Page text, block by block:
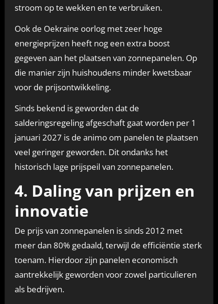
stroom op te wekken en te verbruiken.
Ook de Oekraine oorlog met zeer hoge
energieprijzen heeft nog een extra boost
gegeven aan het plaatsen van zonnepanelen. Op
die manier zijn huishoudens minder kwetsbaar
voor de prijsontwikkeling.
Sinds bekend is geworden dat de
salderingsregeling afgeschaft gaat worden per 1
januari 2027 is de animo om panelen te plaatsen
veel geringer geworden. Dit ondanks het
historisch lage prijspeil van zonnepanelen.
4. Daling van prijzen en
innovatie
De prijs van zonnepanelen is sinds 2012 met
meer dan 80% gedaald, terwijl de efficiëntie sterk
toenam. Hierdoor zijn panelen economisch
aantrekkelijk geworden voor zowel particulieren
als bedrijven.